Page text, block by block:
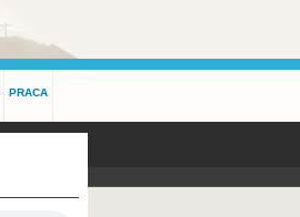
PRACA